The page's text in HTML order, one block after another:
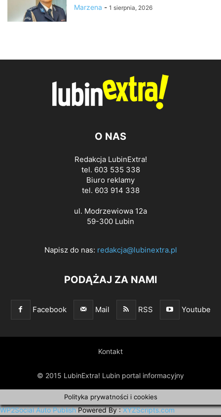
Marzena - 1 sierpnia, 2026
O NAS
Redakcja LubinExtra!
tel. 603 535 338
Biuro reklamy
tel. 603 914 338
ul. Modrzewiowa 12a
59-300 Lubin
Napisz do nas: redakcja@lubinextra.pl
PODĄŻAJ ZA NAMI
Facebook Mail RSS Youtube
Kontakt
© 2015 LubinExtra! Lubin portal informacyjny
Polityka prywatności i cookies
WP2Social Auto PublishPowered By :XYZScripts.com